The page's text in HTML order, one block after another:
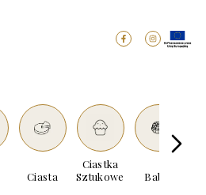
Ciasta
Ciastka
Sztukowe
Babki